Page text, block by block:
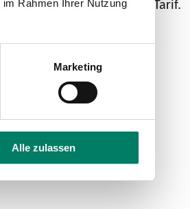
Rahmen Ihrer Nutzung
Marketing
Alle zulassen
Tarif, VRR-Tarif und VRS-Tarif.